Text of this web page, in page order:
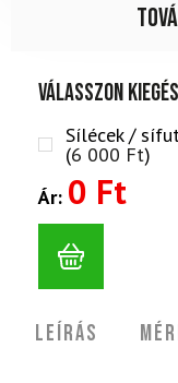
Válasszon
Sílécek /
(6 000 Ft)
Ár: 0 Ft
Leírás